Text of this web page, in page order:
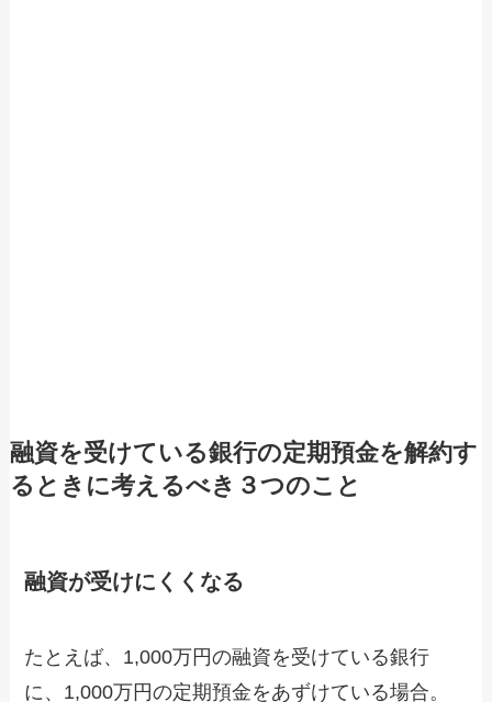
融資を受けている銀行の定期預金を解約す
るときに考えるべき３つのこと
融資が受けにくくなる
たとえば、1,000万円の融資を受けている銀行
に、1,000万円の定期預金をあずけている場合。